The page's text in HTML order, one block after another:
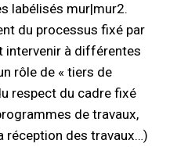
labélisés mur|mur2.
du processus fixé par
intervenir à différentes
rôle de « tiers de
respect du cadre fixé
de travaux,
réception des travaux…)